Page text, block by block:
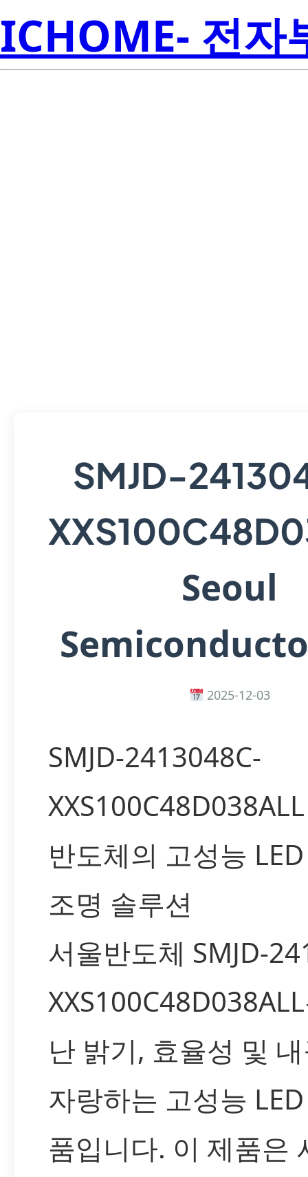
ICHOME- 전자
SMJD-
Seoul
2025-12-03
SMJD-2413048C-
반도체의 고성능
조명 솔루션
서울반도체 SMJD-
난 밝기, 효율성 및
자랑하는 고성능
품입니다. 이 제품은